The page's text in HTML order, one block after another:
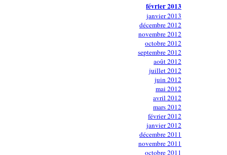
février 2013
janvier 2013
décembre 2012
novembre 2012
octobre 2012
septembre 2012
août 2012
juillet 2012
juin 2012
mai 2012
avril 2012
mars 2012
février 2012
janvier 2012
décembre 2011
novembre 2011
octobre 2011